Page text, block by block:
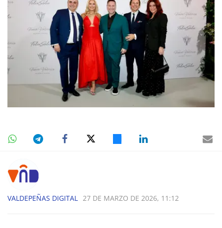
VALDEPEÑAS DIGITAL 27 DE MARZO DE 2026, 11:12